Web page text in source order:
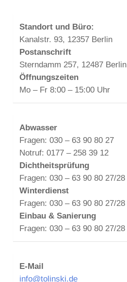
Standort und Büro:
Kanalstr. 93, 12357 Berlin
Postanschrift
Sterndamm 257, 12487 Berlin
Öffnungszeiten
Mo – Fr 8:00 – 15:00 Uhr
Abwasser
Fragen: 030 – 63 90 80 27
Notruf: 0177 – 258 39 12
Dichtheitsprüfung
Fragen: 030 – 63 90 80 27/28
Winterdienst
Fragen: 030 – 63 90 80 27/28
Einbau & Sanierung
Fragen: 030 – 63 90 80 27/28
E-Mail
info@tolinski.de